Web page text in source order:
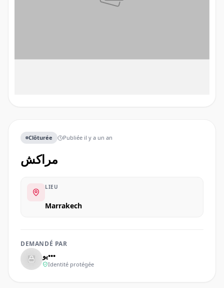
Clôturée Publiée il y a un an
مراكش
LIEU
Marrakech
DEMANDÉ PAR
يو•••
Identité protégée